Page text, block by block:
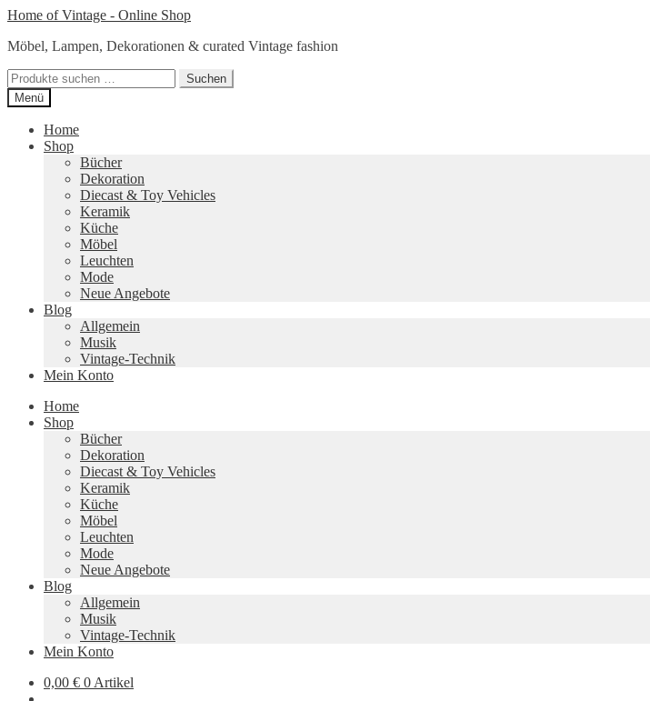
Zur
springen
Zum
springen
Home of Vintage - Online Shop
Möbel, Lampen, Dekorationen & curated Vintage fashion
Suchen
nach:
Suchen
Menü
Home
Shop
Bücher
Dekoration
Diecast & Toy Vehicles
Keramik
Küche
Möbel
Leuchten
Mode
Neue Angebote
Blog
Allgemein
Musik
Vintage-Technik
Mein Konto
Home
Shop
Bücher
Dekoration
Diecast & Toy Vehicles
Keramik
Küche
Möbel
Leuchten
Mode
Neue Angebote
Blog
Allgemein
Musik
Vintage-Technik
Mein Konto
0,00 € 0 Artikel